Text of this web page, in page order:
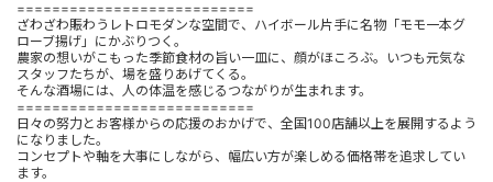
===========================
ざわざわ賑わうレトロモダンな空間で、ハイボール片手に名物「モモ一本グ
ローブ揚げ」にかぶりつく。
農家の想いがこもった季節食材の旨い一皿に、顔がほころぶ。いつも元気な
スタッフたちが、場を盛りあげてくる。
そんな酒場には、人の体温を感じるつながりが生まれます。
===========================
日々の努力とお客様からの応援のおかげで、全国100店舗以上を展開するよう
になりました。
コンセプトや軸を大事にしながら、幅広い方が楽しめる価格帯を追求してい
ます。